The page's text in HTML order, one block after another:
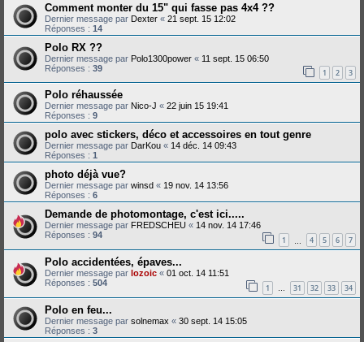
Comment monter du 15" qui fasse pas 4x4 ??
Dernier message par Dexter « 21 sept. 15 12:02
Réponses : 14
Polo RX ??
Dernier message par Polo1300power « 11 sept. 15 06:50
Réponses : 39 1 2 3
Polo réhaussée
Dernier message par Nico-J « 22 juin 15 19:41
Réponses : 9
polo avec stickers, déco et accessoires en tout genre
Dernier message par DarKou « 14 déc. 14 09:43
Réponses : 1
photo déjà vue?
Dernier message par winsd « 19 nov. 14 13:56
Réponses : 6
Demande de photomontage, c'est ici.....
Dernier message par FREDSCHEU « 14 nov. 14 17:46
Réponses : 94 1 4 5 6 7
Polo accidentées, épaves...
Dernier message par lozoic « 01 oct. 14 11:51
Réponses : 504 1 … 31 32 33 34
Polo en feu...
Dernier message par solnemax « 30 sept. 14 15:05
Réponses : 3